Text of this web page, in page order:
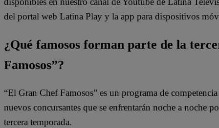
del portal web Latina Play y la app para dispositivos
¿Qué famosos forman parte de la
Famosos”?
“El Gran Chef Famosos” es un programa de
nuevos concursantes que se enfrentarán noche a noche
tercera temporada.